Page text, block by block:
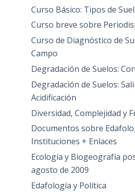
Curso Básico: Tipos de
Curso breve sobre
Curso de Diagnóstico de
Campo
Degradación de Suelos:
Degradación de Suelos:
Acidificación
Diversidad, Complejidad y
Documentos sobre
Instituciones + Enlaces
Ecología y Biogeografía
agosto de 2009
Edafología y Política